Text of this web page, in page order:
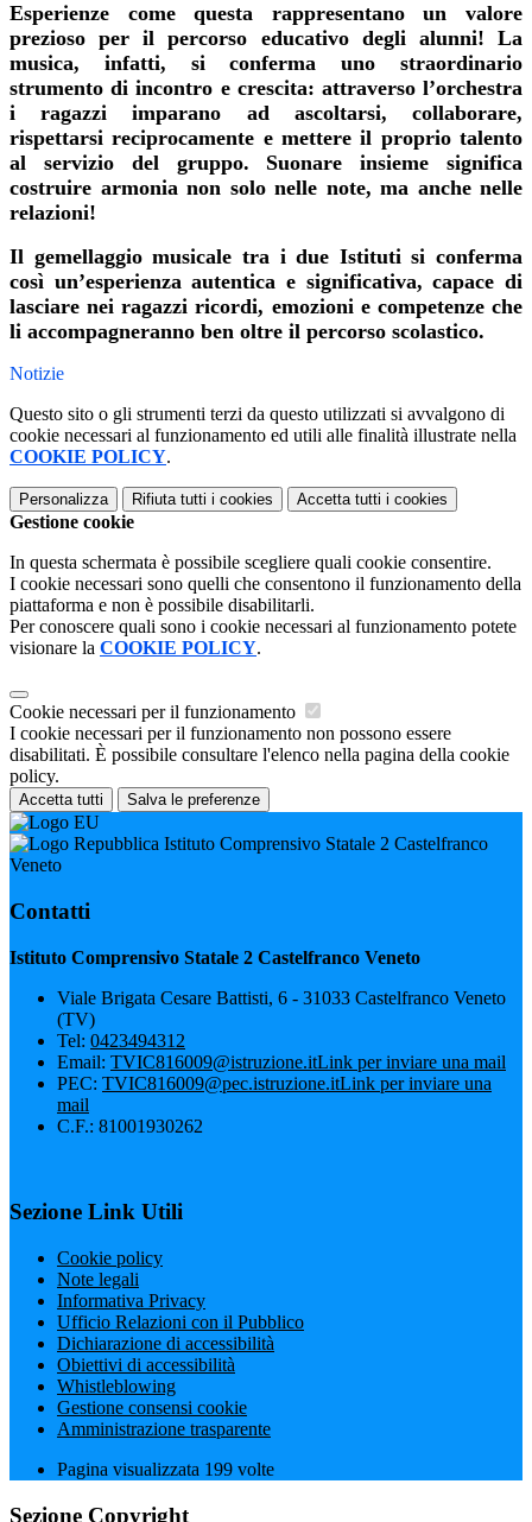
Esperienze come questa rappresentano un valore
prezioso per il percorso educativo degli alunni! La
musica, infatti, si conferma uno straordinario
strumento di incontro e crescita: attraverso l’orchestra
i ragazzi imparano ad ascoltarsi, collaborare,
rispettarsi reciprocamente e mettere il proprio talento
al servizio del gruppo. Suonare insieme significa
costruire armonia non solo nelle note, ma anche nelle
relazioni!
Il gemellaggio musicale tra i due Istituti si conferma
così un’esperienza autentica e significativa, capace di
lasciare nei ragazzi ricordi, emozioni e competenze che
li accompagneranno ben oltre il percorso scolastico.
Notizie
Questo sito o gli strumenti terzi da questo utilizzati si avvalgono di
cookie necessari al funzionamento ed utili alle finalità illustrate nella
COOKIE POLICY.
Personalizza Rifiuta tutti i cookies Accetta tutti i cookies
Gestione cookie
In questa schermata è possibile scegliere quali cookie consentire.
I cookie necessari sono quelli che consentono il funzionamento della
piattaforma e non è possibile disabilitarli.
Per conoscere quali sono i cookie necessari al funzionamento potete
visionare la COOKIE POLICY.
Cookie necessari per il funzionamento
I cookie necessari per il funzionamento non possono essere
disabilitati. È possibile consultare l'elenco nella pagina della cookie
policy.
Accetta tutti Salva le preferenze
Istituto Comprensivo Statale 2 Castelfranco
Veneto
Contatti
Istituto Comprensivo Statale 2 Castelfranco Veneto
Viale Brigata Cesare Battisti, 6 - 31033 Castelfranco Veneto
(TV)
Tel: 0423494312
Email: TVIC816009@istruzione.itLink per inviare una mail
PEC: TVIC816009@pec.istruzione.itLink per inviare una
mail
C.F.: 81001930262
Sezione Link Utili
Cookie policy
Note legali
Informativa Privacy
Ufficio Relazioni con il Pubblico
Dichiarazione di accessibilità
Obiettivi di accessibilità
Whistleblowing
Gestione consensi cookie
Amministrazione trasparente
Pagina visualizzata 199 volte
Sezione Copyright